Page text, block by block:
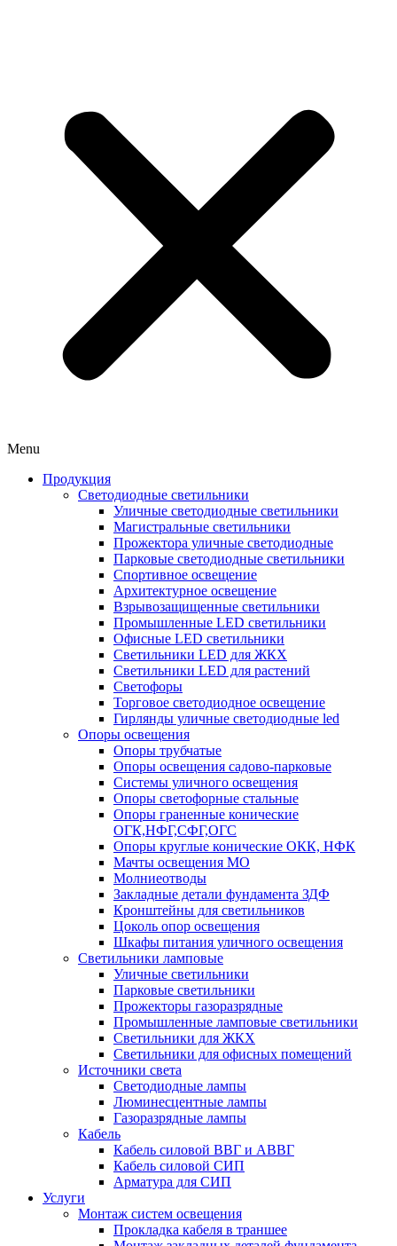
Menu
Продукция
Светодиодные светильники
Уличные светодиодные светильники
Магистральные светильники
Прожектора уличные светодиодные
Парковые светодиодные светильники
Спортивное освещение
Архитектурное освещение
Взрывозащищенные светильники
Промышленные LED светильники
Офисные LED светильники
Cветильники LED для ЖКХ
Светильники LED для растений
Светофоры
Торговое светодиодное освещение
Гирлянды уличные светодиодные led
Опоры освещения
Опоры трубчатые
Опоры освещения садово-парковые
Системы уличного освещения
Опоры светофорные стальные
Опоры граненные конические
ОГК,НФГ,СФГ,ОГС
Опоры круглые конические ОКК, НФК
Мачты освещения МО
Молниеотводы
Закладные детали фундамента ЗДФ
Кронштейны для светильников
Цоколь опор освещения
Шкафы питания уличного освещения
Светильники ламповые
Уличные светильники
Парковые светильники
Прожекторы газоразрядные
Промышленные ламповые светильники
Светильники для ЖКХ
Светильники для офисных помещений
Источники света
Светодиодные лампы
Люминесцентные лампы
Газоразрядные лампы
Кабель
Кабель силовой ВВГ и АВВГ
Кабель силовой СИП
Арматура для СИП
Услуги
Монтаж систем освещения
Прокладка кабеля в траншее